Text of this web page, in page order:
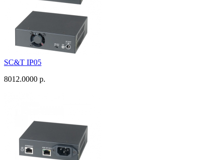
SC&T IP05
8012.0000 р.